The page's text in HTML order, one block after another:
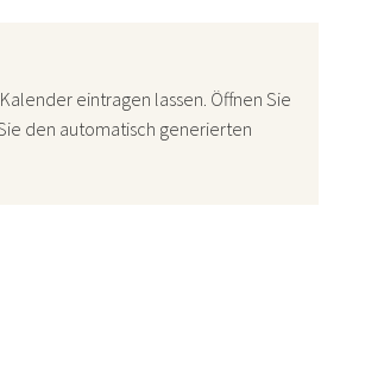
eintragen lassen. Öffnen Sie
den automatisch generierten